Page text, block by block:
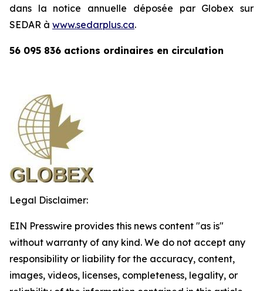
dans la notice annuelle déposée par Globex sur
SEDAR à www.sedarplus.ca.
56 095 836 actions ordinaires en circulation
Legal Disclaimer:
EIN Presswire provides this news content "as is"
without warranty of any kind. We do not accept any
responsibility or liability for the accuracy, content,
images, videos, licenses, completeness, legality, or